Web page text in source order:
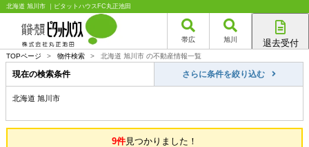
北海道 旭川市 ｜ピタットハウスFC丸正池田
帯広 旭川 退去受付
旭川店
TOPページ > 物件検索 > 北海道 旭川市 の不動産情報一覧
現在の検索条件 さらに条件を絞り込む
北海道 旭川市
9件見つかりました！